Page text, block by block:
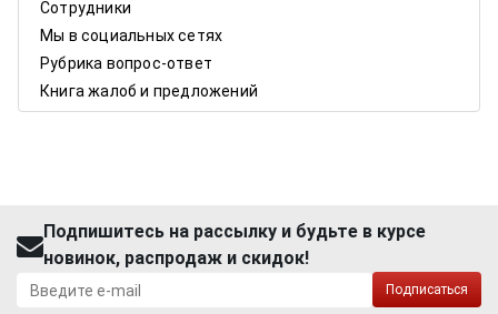
Сотрудники
Мы в социальных сетях
Рубрика вопрос-ответ
Книга жалоб и предложений
Подпишитесь на рассылку и будьте в курсе
новинок, распродаж и скидок!
Подписаться